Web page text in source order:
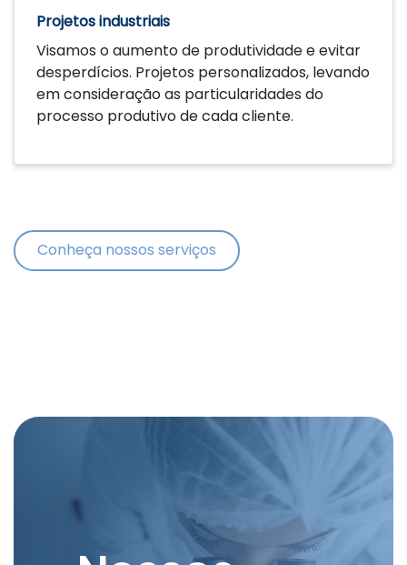
Projetos industriais
Visamos o aumento de produtividade e evitar
desperdícios. Projetos personalizados, levando
em consideração as particularidades do
processo produtivo de cada cliente.
Saiba mais
Conheça nossos serviços